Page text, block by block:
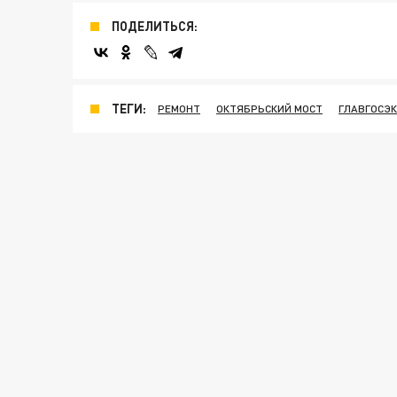
ПОДЕЛИТЬСЯ:
ТЕГИ: РЕМОНТ ОКТЯБРЬСКИЙ МОСТ